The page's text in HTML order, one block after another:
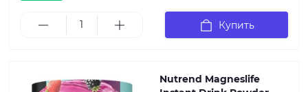
Купить
Nutrend Magneslife